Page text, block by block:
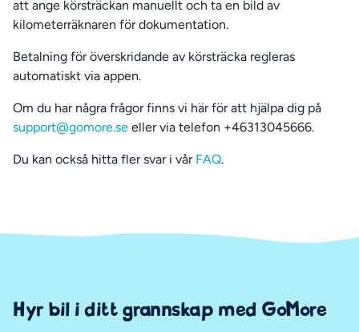
att ange körsträckan manuellt och ta en bild av
kilometerräknaren för dokumentation.
Betalning för överskridande av körsträcka regleras
automatiskt via appen.
Om du har några frågor finns vi här för att hjälpa dig på
support@gomore.se eller via telefon +46313045666.
Du kan också hitta fler svar i vår FAQ.
Hyr bil i ditt grannskap med GoMore